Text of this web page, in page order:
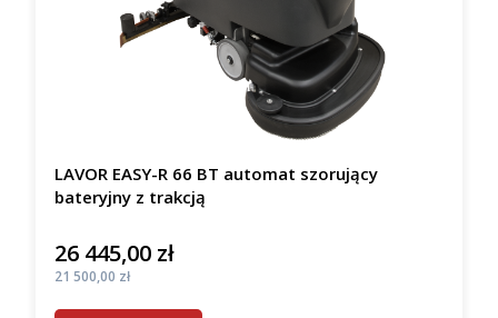
LAVOR EASY-R 66 BT automat szorujący
bateryjny z trakcją
Cena
26 445,00 zł
Cena
21 500,00 zł